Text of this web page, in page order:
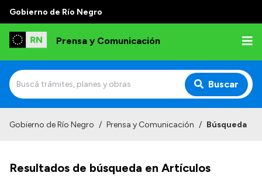
Gobierno de Río Negro
Prensa y Comunicación
Buscar
Autoridades
Gobierno de Río Negro / Prensa y Comunicación / Búsqueda
Resultados de búsqueda en Artículos